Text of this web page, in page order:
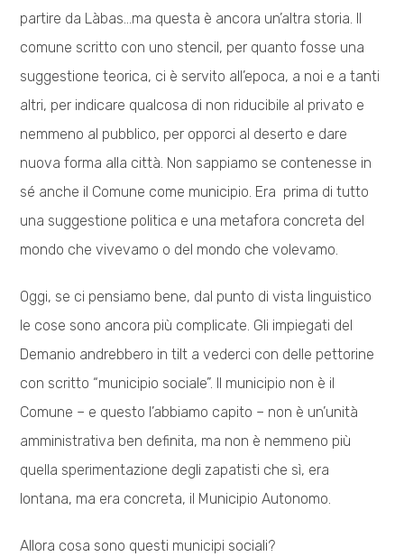
partire da Làbas…ma questa è ancora un’altra storia. Il
comune scritto con uno stencil, per quanto fosse una
suggestione teorica, ci è servito all’epoca, a noi e a tanti
altri, per indicare qualcosa di non riducibile al privato e
nemmeno al pubblico, per opporci al deserto e dare
nuova forma alla città. Non sappiamo se contenesse in
sé anche il Comune come municipio. Era prima di tutto
una suggestione politica e una metafora concreta del
mondo che vivevamo o del mondo che volevamo.
Oggi, se ci pensiamo bene, dal punto di vista linguistico
le cose sono ancora più complicate. Gli impiegati del
Demanio andrebbero in tilt a vederci con delle pettorine
con scritto “municipio sociale”. Il municipio non è il
Comune – e questo l’abbiamo capito – non è un’unità
amministrativa ben definita, ma non è nemmeno più
quella sperimentazione degli zapatisti che sì, era
lontana, ma era concreta, il Municipio Autonomo.
Allora cosa sono questi municipi sociali?